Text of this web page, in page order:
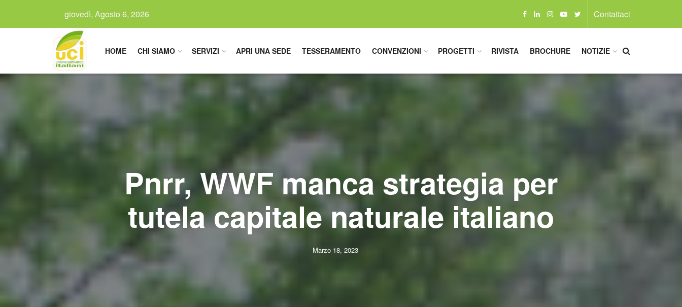
giovedì, Agosto 6, 2026 Contattaci
HOME CHI SIAMO SERVIZI APRI UNA SEDE TESSERAMENTO CONVENZIONI PROGETTI RIVISTA BROCHURE NOTIZIE
Pnrr, WWF manca strategia per
tutela capitale naturale italiano
Marzo 18, 2023